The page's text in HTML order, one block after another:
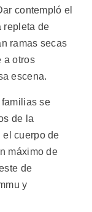
contempló el
repleta de
ramas secas
a otros
escena.
se
de la
el cuerpo de
máximo de
de
y